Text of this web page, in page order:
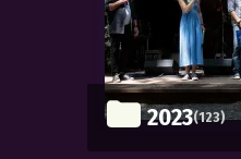
2023(123)